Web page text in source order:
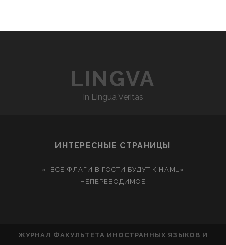
LINGVA
In Lingua Veritas
ИНТЕРЕСНЫЕ СТРАНИЦЫ
«…ВСЕ ФЛАГИ В ГОСТИ БУДУТ К НАМ…»
НЕПЕРЕВОДИМОЕ
ЖУРНАЛ ФАКУЛЬТЕТА ИНОСТРАННЫХ ЯЗЫКОВ И